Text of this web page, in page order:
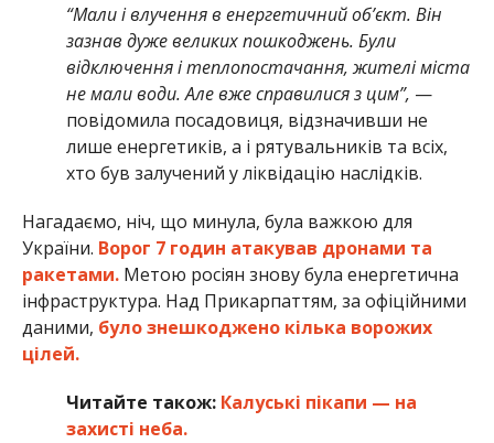
“Мали і влучення в енергетичний об’єкт. Він
зазнав дуже великих пошкоджень. Були
відключення і теплопостачання, жителі міста
не мали води. Але вже справилися з цим”, —
повідомила посадовиця, відзначивши не
лише енергетиків, а і рятувальників та всіх,
хто був залучений у ліквідацію наслідків.
Нагадаємо, ніч, що минула, була важкою для
України. Ворог 7 годин атакував дронами та
ракетами.Метою росіян знову була енергетична
інфраструктура. Над Прикарпаттям, за офіційними
даними, було знешкоджено кілька ворожих
цілей.
Читайте також: Калуські пікапи — на
захисті неба.